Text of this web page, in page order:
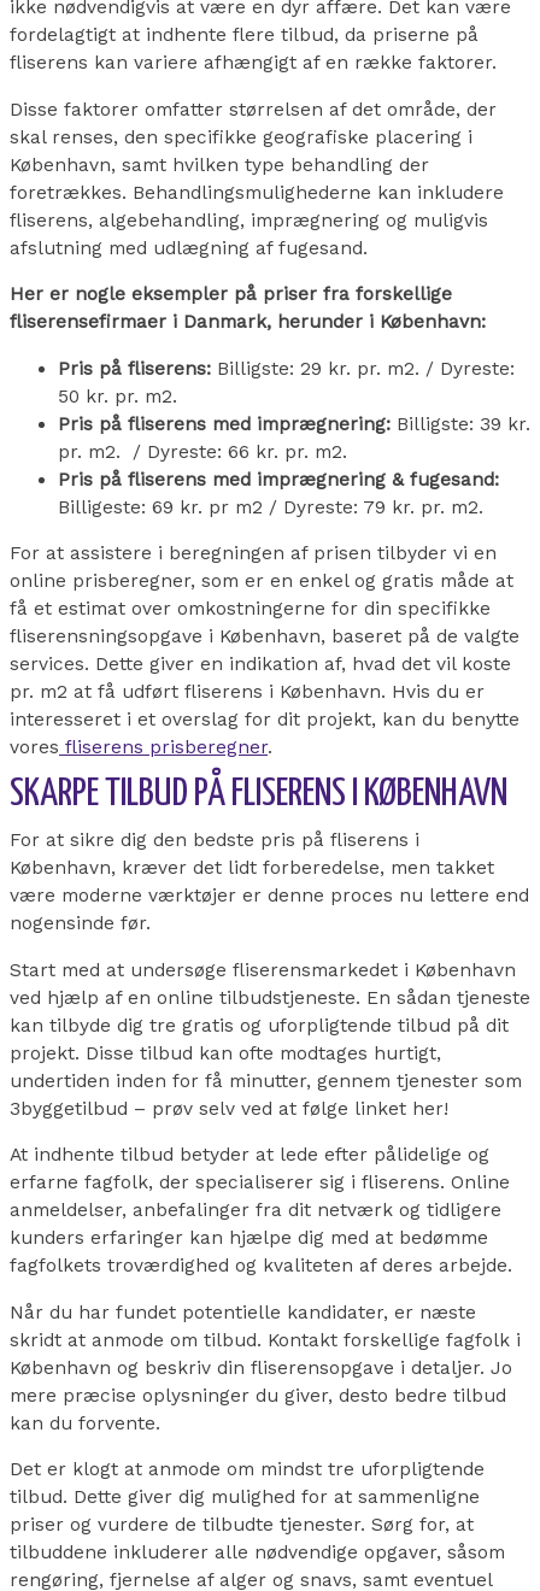
ikke nødvendigvis at være en dyr affære. Det kan være
fordelagtigt at indhente flere tilbud, da priserne på
fliserens kan variere afhængigt af en række faktorer.
Disse faktorer omfatter størrelsen af det område, der
skal renses, den specifikke geografiske placering i
København, samt hvilken type behandling der
foretrækkes. Behandlingsmulighederne kan inkludere
fliserens, algebehandling, imprægnering og muligvis
afslutning med udlægning af fugesand.
Her er nogle eksempler på priser fra forskellige
fliserensefirmaer i Danmark, herunder i København:
Pris på fliserens: Billigste: 29 kr. pr. m2. / Dyreste:
50 kr. pr. m2.
Pris på fliserens med imprægnering: Billigste: 39 kr.
pr. m2. / Dyreste: 66 kr. pr. m2.
Pris på fliserens med imprægnering & fugesand:
Billigeste: 69 kr. pr m2 / Dyreste: 79 kr. pr. m2.
For at assistere i beregningen af prisen tilbyder vi en
online prisberegner, som er en enkel og gratis måde at
få et estimat over omkostningerne for din specifikke
fliserensningsopgave i København, baseret på de valgte
services. Dette giver en indikation af, hvad det vil koste
pr. m2 at få udført fliserens i København. Hvis du er
interesseret i et overslag for dit projekt, kan du benytte
vores fliserens prisberegner.
SKARPE TILBUD PÅ FLISERENS I KØBENHAVN
For at sikre dig den bedste pris på fliserens i
København, kræver det lidt forberedelse, men takket
være moderne værktøjer er denne proces nu lettere end
nogensinde før.
Start med at undersøge fliserensmarkedet i København
ved hjælp af en online tilbudstjeneste. En sådan tjeneste
kan tilbyde dig tre gratis og uforpligtende tilbud på dit
projekt. Disse tilbud kan ofte modtages hurtigt,
undertiden inden for få minutter, gennem tjenester som
3byggetilbud – prøv selv ved at følge linket her!
At indhente tilbud betyder at lede efter pålidelige og
erfarne fagfolk, der specialiserer sig i fliserens. Online
anmeldelser, anbefalinger fra dit netværk og tidligere
kunders erfaringer kan hjælpe dig med at bedømme
fagfolkets troværdighed og kvaliteten af deres arbejde.
Når du har fundet potentielle kandidater, er næste
skridt at anmode om tilbud. Kontakt forskellige fagfolk i
København og beskriv din fliserensopgave i detaljer. Jo
mere præcise oplysninger du giver, desto bedre tilbud
kan du forvente.
Det er klogt at anmode om mindst tre uforpligtende
tilbud. Dette giver dig mulighed for at sammenligne
priser og vurdere de tilbudte tjenester. Sørg for, at
tilbuddene inkluderer alle nødvendige opgaver, såsom
rengøring, fjernelse af alger og snavs, samt eventuel